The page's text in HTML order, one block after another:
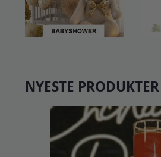
NYESTE PRODUKTER